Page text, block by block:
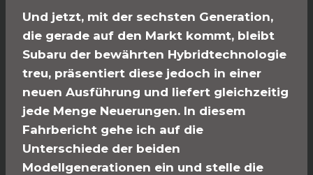
Und jetzt, mit der sechsten Generation,
die gerade auf den Markt kommt, bleibt
Subaru der bewährten Hybridtechnologie
treu, präsentiert diese jedoch in einer
neuen Ausführung und liefert gleichzeitig
jede Menge Neuerungen. In diesem
Fahrbericht gehe ich auf die
Unterschiede der beiden
Modellgenerationen ein und stelle die